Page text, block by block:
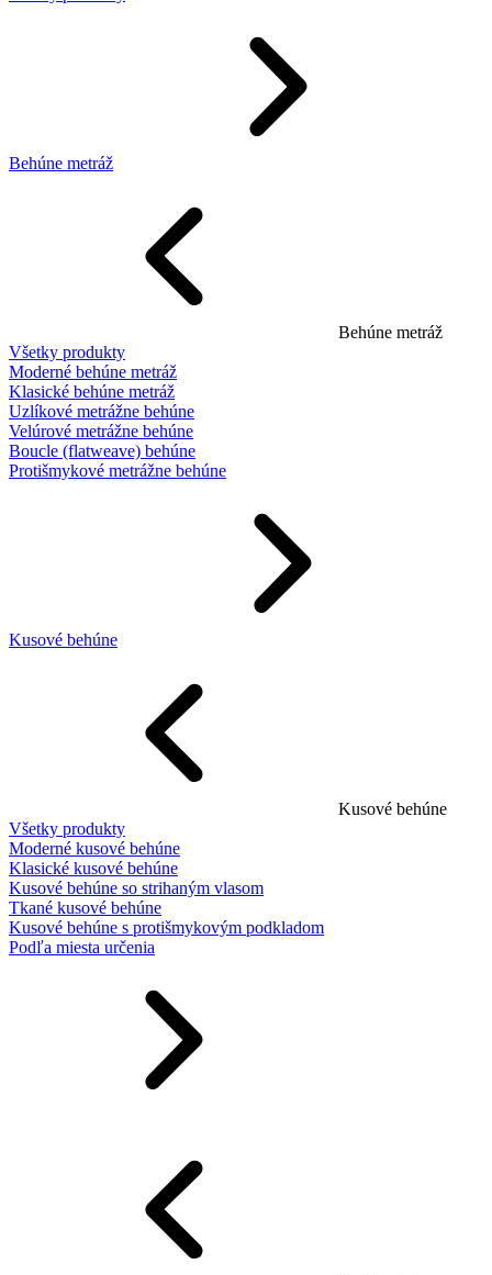
Behúne metráž
Behúne metráž
Všetky produkty
Moderné behúne metráž
Klasické behúne metráž
Uzlíkové metrážne behúne
Velúrové metrážne behúne
Boucle (flatweave) behúne
Protišmykové metrážne behúne
Kusové behúne
Kusové behúne
Všetky produkty
Moderné kusové behúne
Klasické kusové behúne
Kusové behúne so strihaným vlasom
Tkané kusové behúne
Kusové behúne s protišmykovým podkladom
Podľa miesta určenia